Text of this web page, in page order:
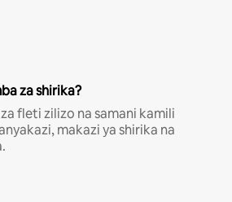
za shirika?
fleti zilizo na samani kamili
makazi ya shirika na